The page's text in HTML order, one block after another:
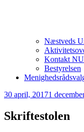
Næstveds
Kontakt
Bestyrelsen
Udgivet
30 april, 20171
Skriftestolen